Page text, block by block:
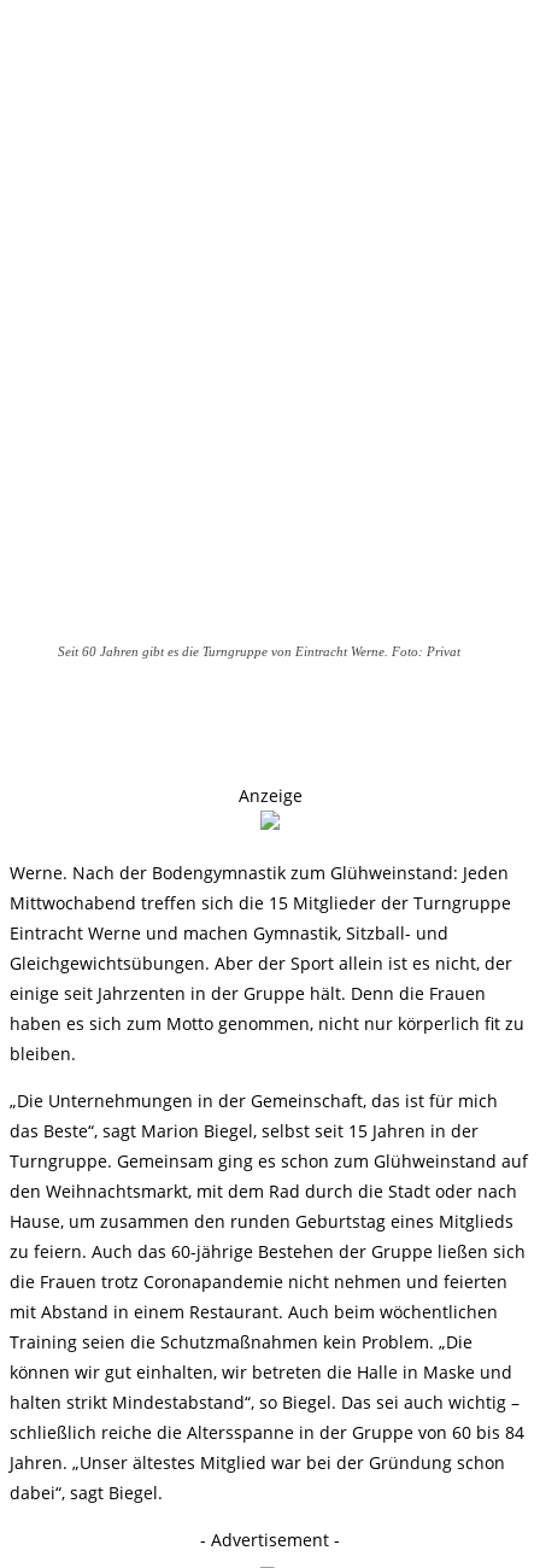
Seit 60 Jahren gibt es die Turngruppe von Eintracht Werne. Foto: Privat
Anzeige
Werne. Nach der Bodengymnastik zum Glühweinstand: Jeden
Mittwochabend treffen sich die 15 Mitglieder der Turngruppe
Eintracht Werne und machen Gymnastik, Sitzball- und
Gleichgewichtsübungen. Aber der Sport allein ist es nicht, der
einige seit Jahrzenten in der Gruppe hält. Denn die Frauen
haben es sich zum Motto genommen, nicht nur körperlich fit zu
bleiben.
„Die Unternehmungen in der Gemeinschaft, das ist für mich
das Beste“, sagt Marion Biegel, selbst seit 15 Jahren in der
Turngruppe. Gemeinsam ging es schon zum Glühweinstand auf
den Weihnachtsmarkt, mit dem Rad durch die Stadt oder nach
Hause, um zusammen den runden Geburtstag eines Mitglieds
zu feiern. Auch das 60-jährige Bestehen der Gruppe ließen sich
die Frauen trotz Coronapandemie nicht nehmen und feierten
mit Abstand in einem Restaurant. Auch beim wöchentlichen
Training seien die Schutzmaßnahmen kein Problem. „Die
können wir gut einhalten, wir betreten die Halle in Maske und
halten strikt Mindestabstand“, so Biegel. Das sei auch wichtig –
schließlich reiche die Altersspanne in der Gruppe von 60 bis 84
Jahren. „Unser ältestes Mitglied war bei der Gründung schon
dabei“, sagt Biegel.
- Advertisement -